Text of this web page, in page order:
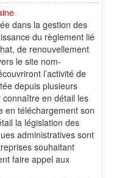
dans la gestion des
du règlement lié
de renouvellement
le site nom-
l’activité de
depuis plusieurs
en détail les
en téléchargement son
la législation des
administratives sont
souhaitant
faire appel aux